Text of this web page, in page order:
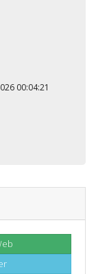
00:04:21